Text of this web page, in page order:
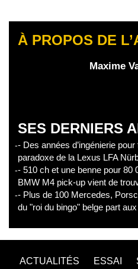
À PROPOS DE
Maxime
SES DERNIERS
- Des années d’ingénierie
paradoxe de la Lexus LFA
- 510 ch et une benne pour 80
BMW M4 pick-up vient de
- Plus de 100 Mercedes,
du "roi du bingo" belge part
ACTUALITÉS ESSAI